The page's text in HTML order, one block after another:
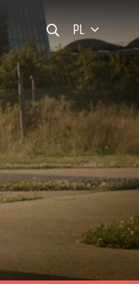
PL